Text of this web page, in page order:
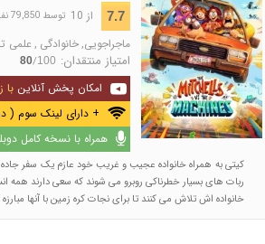
7.7 از 10 توسط 79,850 نفر در
ماجراجویی, خانوادگی , علمی
امتیاز منتقدان: 80/100
امکان پخش آنلاین با
+ دارای لینک سوم (
همراه با نسخه کامل
کیتی به همراه خانواده عجیب و غریب خود عازم یک سفر جاده
ربات های بسیار خطرناکی روبرو می شوند که سعی دارند همه
خانواده اش تلاش می کنند تا برای نجات کره زمین با آنها مبارزه